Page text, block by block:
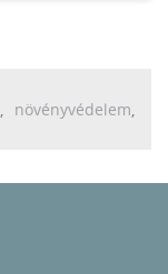
, növényvédelem,